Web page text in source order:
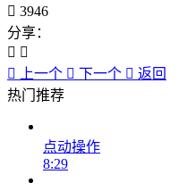
3946
分享：
上一个 下一个
返回
热门推荐
点动操作
8:29